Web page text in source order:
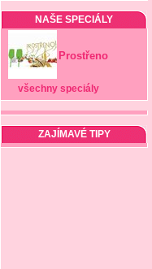
NAŠE SPECIÁLY
Prostřeno
všechny speciály
ZAJÍMAVÉ TIPY